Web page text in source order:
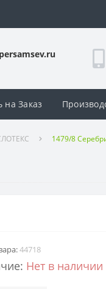
на Заказ
1479/8
44718
Нет в наличии